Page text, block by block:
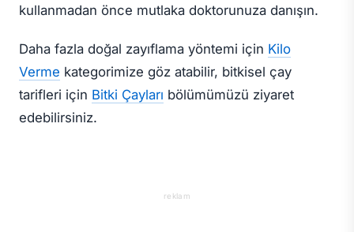
kullanmadan önce mutlaka doktorunuza danışın.
Daha fazla doğal zayıflama yöntemi için Kilo
Verme kategorimize göz atabilir, bitkisel çay
tarifleri için Bitki Çayları bölümümüzü ziyaret
edebilirsiniz.
reklam